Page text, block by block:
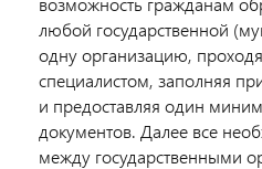
любой государственной
одну организацию,
специалистом, заполняя
и предоставляя один
документов. Далее все
между государственными